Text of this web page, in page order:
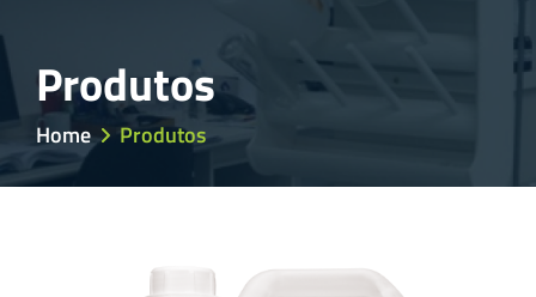
Produtos
Home Produtos